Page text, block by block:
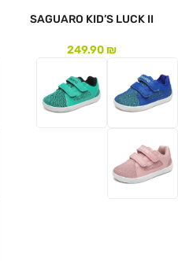
SAGUARO KID’S LUCK II
249.90₪